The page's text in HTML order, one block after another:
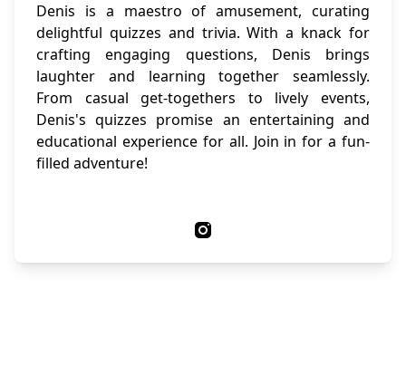
Denis is a maestro of amusement, curating
delightful quizzes and trivia. With a knack for
crafting engaging questions, Denis brings
laughter and learning together seamlessly.
From casual get-togethers to lively events,
Denis's quizzes promise an entertaining and
educational experience for all. Join in for a fun-
filled adventure!